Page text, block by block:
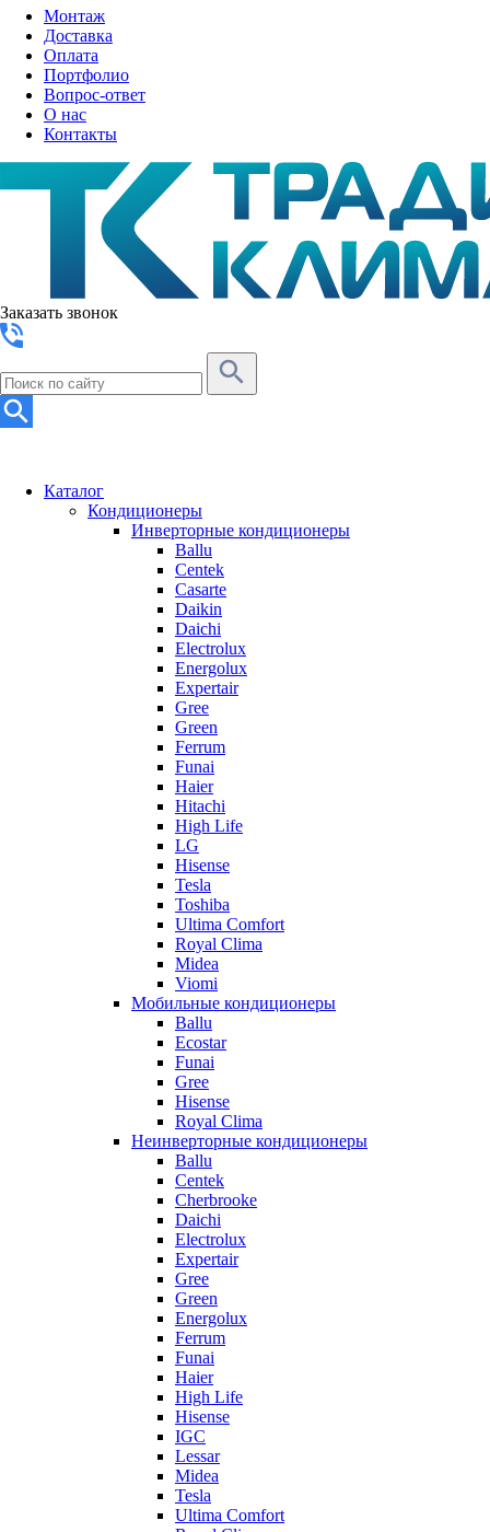
Монтаж
Доставка
Оплата
Портфолио
Вопрос-ответ
О нас
Контакты
Заказать звонок
Каталог
Кондиционеры
Инверторные кондиционеры
Ballu
Centek
Casarte
Daikin
Daichi
Electrolux
Energolux
Expertair
Gree
Green
Ferrum
Funai
Haier
Hitachi
High Life
LG
Hisense
Tesla
Toshiba
Ultima Comfort
Royal Clima
Midea
Viomi
Мобильные кондиционеры
Ballu
Ecostar
Funai
Gree
Hisense
Royal Clima
Неинверторные кондиционеры
Ballu
Centek
Cherbrooke
Daichi
Electrolux
Expertair
Gree
Green
Energolux
Ferrum
Funai
Haier
High Life
Hisense
IGC
Lessar
Midea
Tesla
Ultima Comfort